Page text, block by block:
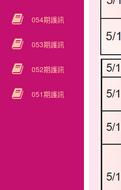
054期護訊
053期護訊
052期護訊
051期護訊